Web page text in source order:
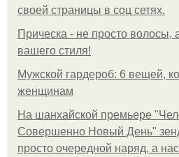
своей страницы в соц сетях.
Прическа - не просто
вашего стиля!
Мужской гардероб: 6 вещей,
женщинам
На шанхайской премьере
Совершенно Новый День"
просто очередной наряд, а